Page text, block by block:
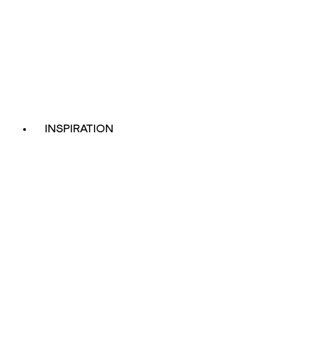
INSPIRATION